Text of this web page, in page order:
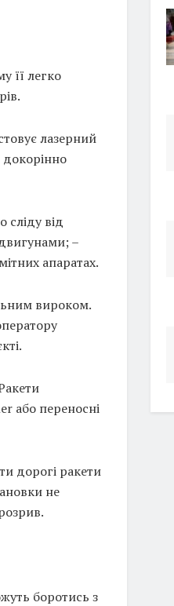
її легко
лазерний
докорінно
сліду від
–
апаратах.
вироком.
або переносні
дорогі ракети
не
боротись з